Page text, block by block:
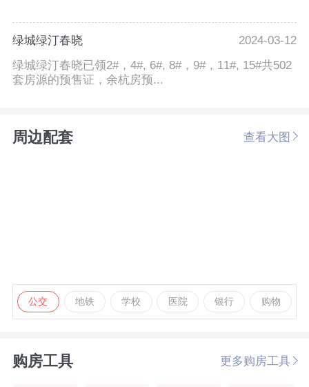
绿城绿汀春晓
2024-03-12
绿城绿汀春晓已领2#，4#, 6#, 8#，9#，11#, 15#共502
套房源的预售证，余杭房预...
周边配套 查看大图
公交 地铁 学校 医院 银行 购物
购房工具 更多购房工具